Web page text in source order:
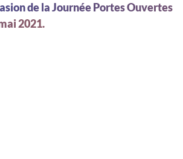
de la Journée Portes Ouvertes
2021.